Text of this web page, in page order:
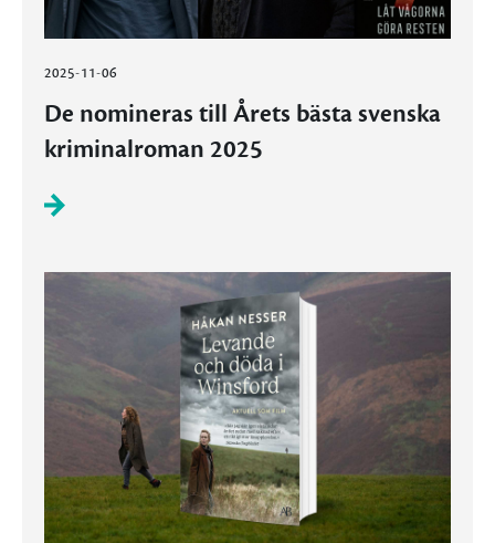
2025-11-06
De nomineras till Årets bästa svenska
kriminalroman 2025